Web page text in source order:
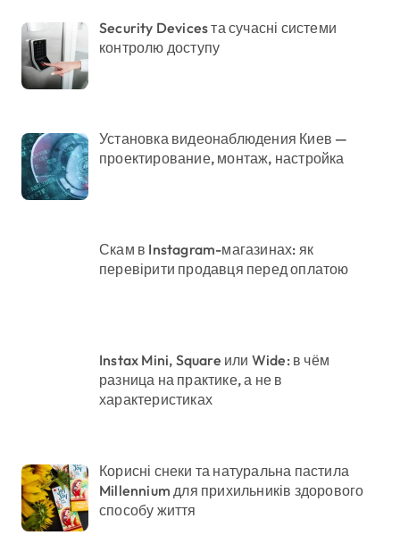
Security Devices та сучасні системи
контролю доступу
Установка видеонаблюдения Киев —
проектирование, монтаж, настройка
Скам в Instagram-магазинах: як
перевірити продавця перед оплатою
Instax Mini, Square или Wide: в чём
разница на практике, а не в
характеристиках
Корисні снеки та натуральна пастила
Millennium для прихильників здорового
способу життя